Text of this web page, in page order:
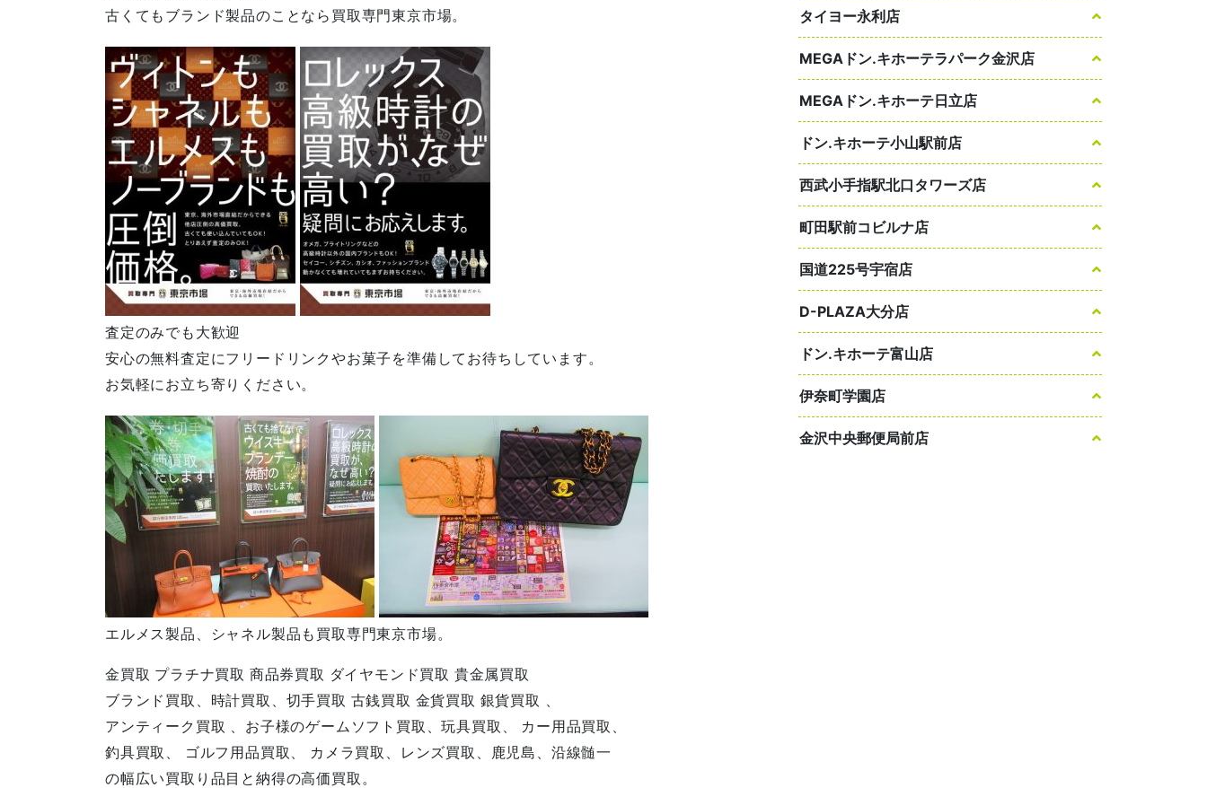
古くてもブランド製品のことなら買取専門東京市場。
査定のみでも大歓迎
安心の無料査定にフリードリンクやお菓子を準備してお待ちしています。
お気軽にお立ち寄りください。
エルメス製品、シャネル製品も買取専門東京市場。
金買取 プラチナ買取 商品券買取 ダイヤモンド買取 貴金属買取
ブランド買取、時計買取、切手買取 古銭買取 金貨買取 銀貨買取 、
アンティーク買取 、お子様のゲームソフト買取、玩具買取、 カー用品買取、
釣具買取、 ゴルフ用品買取、 カメラ買取、レンズ買取、鹿児島、沿線髄一
の幅広い買取り品目と納得の高価買取。
タイヨー永利店
MEGAドン.キホーテラパーク金沢店
MEGAドン.キホーテ日立店
ドン.キホーテ小山駅前店
西武小手指駅北口タワーズ店
町田駅前コビルナ店
国道225号宇宿店
D-PLAZA大分店
ドン.キホーテ富山店
伊奈町学園店
金沢中央郵便局前店